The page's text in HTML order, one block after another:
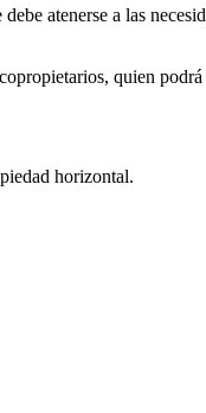
atenerse a las
quien
horizontal.